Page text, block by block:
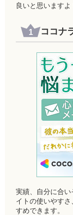
良いと思いますよ
ココナ
実績、自分に合
イトの使いやす
すめできます。